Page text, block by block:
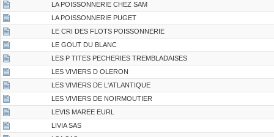
LA POISSONNERIE CHEZ SAM
LA POISSONNERIE PUGET
LE CRI DES FLOTS POISSONNERIE
LE GOUT DU BLANC
LES P TITES PECHERIES TREMBLADAISES
LES VIVIERS D OLERON
LES VIVIERS DE L'ATLANTIQUE
LES VIVIERS DE NOIRMOUTIER
LEVIS MAREE EURL
LIVIA SAS